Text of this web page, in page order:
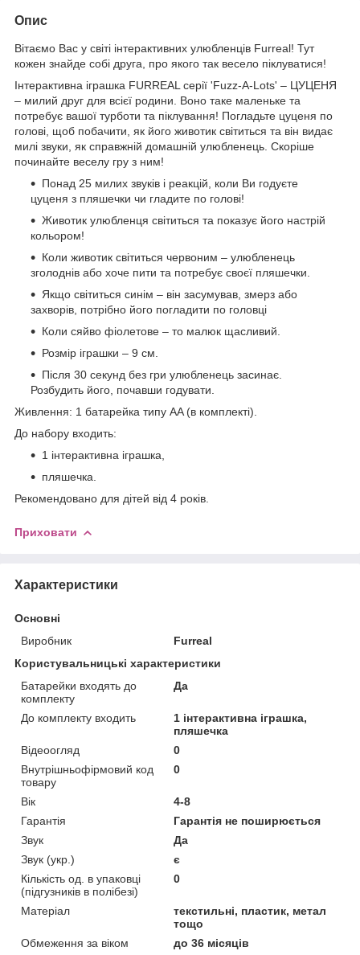
Опис
Вітаємо Вас у світі інтерактивних улюбленців Furreal! Тут
кожен знайде собі друга, про якого так весело піклуватися!
Інтерактивна іграшка FURREAL серії 'Fuzz-A-Lots' – ЦУЦЕНЯ
– милий друг для всієї родини. Воно таке маленьке та
потребує вашої турботи та піклування! Погладьте цуценя по
голові, щоб побачити, як його животик світиться та він видає
милі звуки, як справжній домашній улюбленець. Скоріше
починайте веселу гру з ним!
Понад 25 милих звуків і реакцій, коли Ви годуєте
цуценя з пляшечки чи гладите по голові!
Животик улюбленця світиться та показує його настрій
кольором!
Коли животик світиться червоним – улюбленець
зголоднів або хоче пити та потребує своєї пляшечки.
Якщо світиться синім – він засумував, змерз або
захворів, потрібно його погладити по головці
Коли сяйво фіолетове – то малюк щасливий.
Розмір іграшки – 9 см.
Після 30 секунд без гри улюбленець засинає.
Розбудить його, почавши годувати.
Живлення: 1 батарейка типу AA (в комплекті).
До набору входить:
1 інтерактивна іграшка,
пляшечка.
Рекомендовано для дітей від 4 років.
Приховати
Характеристики
Основні
Виробник
Furreal
Користувальницькі характеристики
Батарейки входять до
комплекту
Да
До комплекту входить
1 інтерактивна іграшка,
пляшечка
Відеоогляд
0
Внутрішньофірмовий код
товару
0
Вік
4-8
Гарантія
Гарантія не поширюється
Звук
Да
Звук (укр.)
є
Кількість од. в упаковці
(підгузників в полібезі)
0
Матеріал
текстильні, пластик, метал
тощо
Обмеження за віком
до 36 місяців